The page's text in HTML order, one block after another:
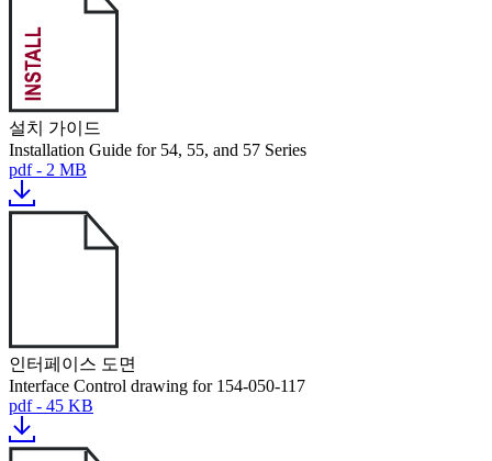
설치 가이드
Installation Guide for 54, 55, and 57 Series
pdf - 2 MB
인터페이스 도면
Interface Control drawing for 154-050-117
pdf - 45 KB